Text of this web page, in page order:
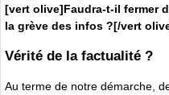
[vert olive]Faudra-t-il fermer
la grève des infos ?[/vert
Vérité de la factualité ?
Au terme de notre démarche,